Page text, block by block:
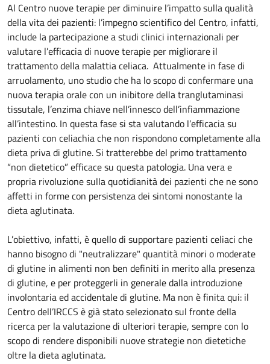
Al Centro nuove terapie per diminuire l’impatto sulla qualità
della vita dei pazienti: l’impegno scientifico del Centro, infatti,
include la partecipazione a studi clinici internazionali per
valutare l’efficacia di nuove terapie per migliorare il
trattamento della malattia celiaca. Attualmente in fase di
arruolamento, uno studio che ha lo scopo di confermare una
nuova terapia orale con un inibitore della tranglutaminasi
tissutale, l’enzima chiave nell’innesco dell’infiammazione
all’intestino. In questa fase si sta valutando l’efficacia su
pazienti con celiachia che non rispondono completamente alla
dieta priva di glutine. Si tratterebbe del primo trattamento
“non dietetico” efficace su questa patologia. Una vera e
propria rivoluzione sulla quotidianità dei pazienti che ne sono
affetti in forme con persistenza dei sintomi nonostante la
dieta aglutinata.
L’obiettivo, infatti, è quello di supportare pazienti celiaci che
hanno bisogno di "neutralizzare" quantità minori o moderate
di glutine in alimenti non ben definiti in merito alla presenza
di glutine, e per proteggerli in generale dalla introduzione
involontaria ed accidentale di glutine. Ma non è finita qui: il
Centro dell’IRCCS è già stato selezionato sul fronte della
ricerca per la valutazione di ulteriori terapie, sempre con lo
scopo di rendere disponibili nuove strategie non dietetiche
oltre la dieta aglutinata.